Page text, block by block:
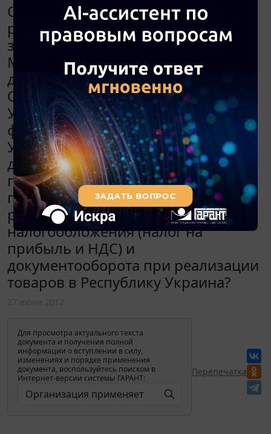
Организация применяет общий
режим налогообложения,
зарегистрирована в г. Люберцы
Московской области, основной вид
деятельности - оптовая торговля.
Организация экспортирует товар в
Украину, покупателем является
физическое лицо - гражданин
Украины. Оплата за товары в
данной ситуации будет
производиться в безналичном
порядке, договор заключен в
рублях. Каков порядок
налогообложения (налог на
прибыль и НДС) и
документооборота при реализации
товаров в Республику Украина?
Для просмотра актуального текста
документа и получения полной
информации о вступлении в силу,
изменениях и порядке применения
документа, воспользуйтесь поиском в
Интернет-версии системы ГАРАНТ:
Перепечатка